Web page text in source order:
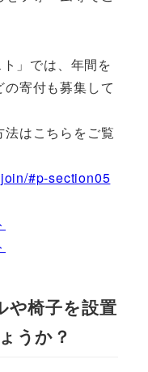
」では、年間を
寄付も募集して
はこちらをご覧
#p-section05
や椅子を設置
うか？